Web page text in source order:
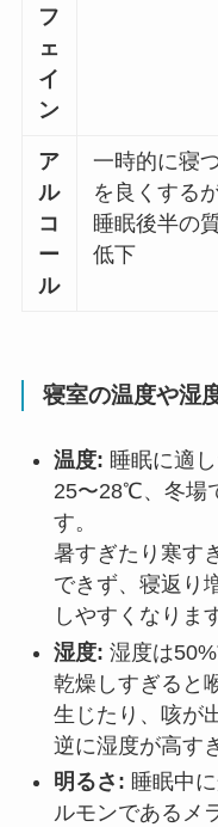
フ
ェ
イ
ン
ア
ル
コ
ー
ル
一時的に寝
を良くするが
睡眠後半の
低下
寝室の温度や湿
温度: 睡眠に適
25〜28℃、冬場
す。
暑すぎたり寒す
できず、寝返り
しやすくなりま
湿度: 湿度は
乾燥しすぎると
生じたり、咳が
逆に湿度が高す
明るさ: 睡眠中
ルモンであるメ